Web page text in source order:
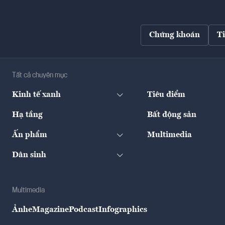
Chứng khoán
Tất cả chuyên mục
Kinh tế xanh Tiêu điểm
Hạ tầng Bất động sản
Ấn phẩm Multimedia
Dân sinh
Multimedia
ẢnheMagazinePodcastInfographics